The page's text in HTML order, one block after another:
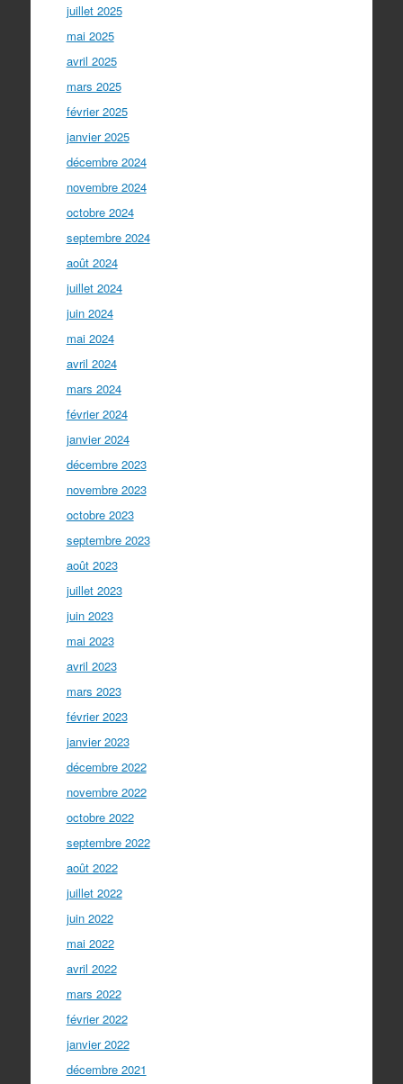
juillet 2025
mai 2025
avril 2025
mars 2025
février 2025
janvier 2025
décembre 2024
novembre 2024
octobre 2024
septembre 2024
août 2024
juillet 2024
juin 2024
mai 2024
avril 2024
mars 2024
février 2024
janvier 2024
décembre 2023
novembre 2023
octobre 2023
septembre 2023
août 2023
juillet 2023
juin 2023
mai 2023
avril 2023
mars 2023
février 2023
janvier 2023
décembre 2022
novembre 2022
octobre 2022
septembre 2022
août 2022
juillet 2022
juin 2022
mai 2022
avril 2022
mars 2022
février 2022
janvier 2022
décembre 2021